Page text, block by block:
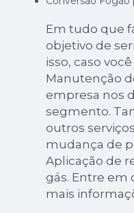
Em tudo que
objetivo de
isso, caso
Manutenção
empresa nos
segmento.
outros
mudança de
Aplicação de
gás. Entre em
mais